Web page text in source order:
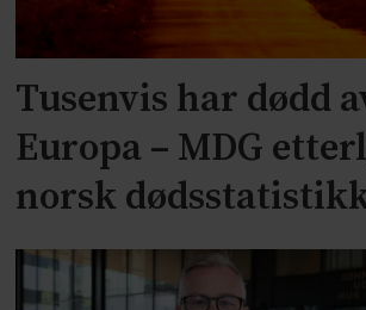
Tusenvis har dødd
Europa – MDG
norsk